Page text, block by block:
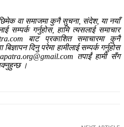
वा समाजमा कुनै सुचना, संदेश, या नयाँ
सम्पर्क गर्नुहोस, हामि त्यसलाई समाचार
बाट प्रकाशित समाचारमा कुनै
दिनु परेमा हामीलाई सम्पर्क गर्नुहोस
तपाईं हामी सँग
।